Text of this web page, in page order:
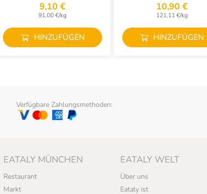
9,10 €
91,00 €/kg
HINZUFÜGEN
10,90 €
121,11 €/kg
HINZUFÜGEN
Verfügbare Zahlungsmethoden:
EATALY MÜNCHEN
Restaurant
Markt
EATALY WELT
Über uns
Eataly ist